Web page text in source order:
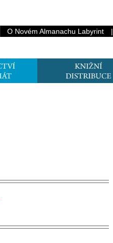
O Novém Almanachu Labyrint |